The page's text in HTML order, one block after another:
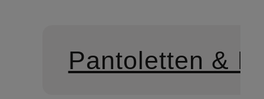
Pantoletten &